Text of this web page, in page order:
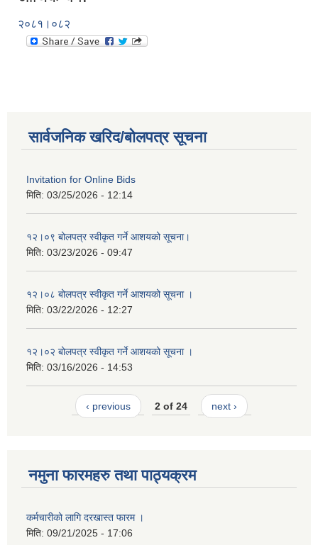
२०८१।०८२
सार्वजनिक खरिद/बोलपत्र सूचना
Invitation for Online Bids
मिति: 03/25/2026 - 12:14
१२।०९ बोलपत्र स्वीकृत गर्ने आशयको सूचना।
मिति: 03/23/2026 - 09:47
१२।०८ बोलपत्र स्वीकृत गर्ने आशयको सूचना ।
मिति: 03/22/2026 - 12:27
१२।०२ बोलपत्र स्वीकृत गर्ने आशयको सूचना ।
मिति: 03/16/2026 - 14:53
‹ previous 2 of 24 next ›
नमुना फारमहरु तथा पाठ्यक्रम
कर्मचारीको लागि दरखास्त फारम ।
मिति: 09/21/2025 - 17:06